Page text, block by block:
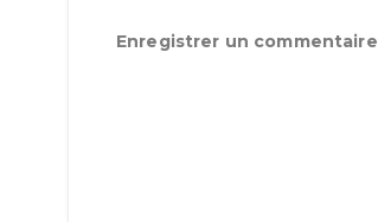
Enregistrer un commentaire